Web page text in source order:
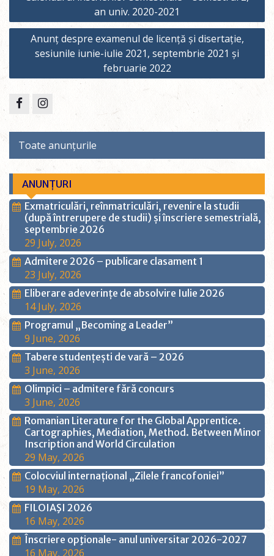
an univ. 2020-2021
Anunț despre examenul de licență și disertație,
sesiunile iunie-iulie 2021, septembrie 2021 și
februarie 2022
Toate anunțurile
ANUNȚURI
Exmatriculări, reînmatriculări, revenire la studii
(după întrerupere de studii) și înscriere semestrială,
septembrie 2026
29 July, 2026
Admitere 2026 – publicare clasament 1
23 July, 2026
Eliberare adeverințe de absolvire Iulie 2026
14 July, 2026
Programul „Becoming a Leader”
9 June, 2026
Tabere studențești de vară – 2026
3 June, 2026
Olimpici – admitere fără concurs
3 June, 2026
Romanian Literature for the Global Apprentice.
Cartographies, Mediation, Method. Between Minor
Inscription and World Circulation
29 May, 2026
Colocviul internațional „Zilele francofoniei”
19 May, 2026
FILOIAŞI 2026
16 May, 2026
Înscriere opţionale- anul universitar 2026-2027
16 May, 2026